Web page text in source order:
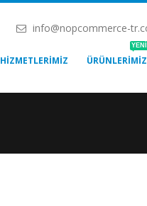
info@nopcommerce-
HIZMETLERIMIZ ÜRÜNLERIMIZ
YENİ